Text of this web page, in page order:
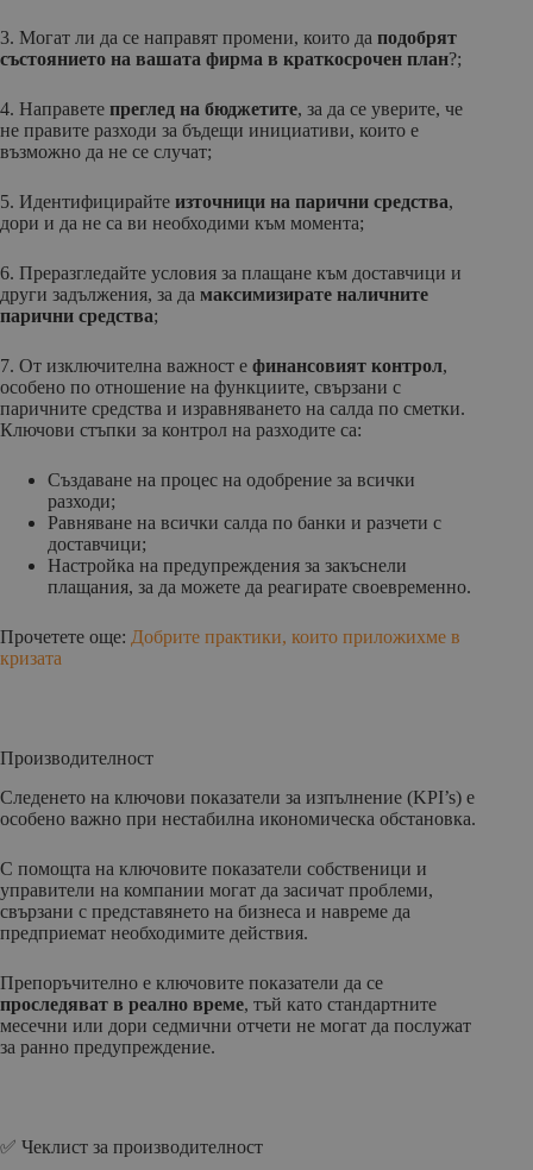
3. Могат ли да се направят промени, които да подобрят
състоянието на вашата фирма в краткосрочен план?;
4. Направете преглед на бюджетите, за да се уверите, че
не правите разходи за бъдещи инициативи, които е
възможно да не се случат;
5. Идентифицирайте източници на парични средства,
дори и да не са ви необходими към момента;
6. Преразгледайте условия за плащане към доставчици и
други задължения, за да максимизирате наличните
парични средства;
7. От изключителна важност е финансовият контрол,
особено по отношение на функциите, свързани с
паричните средства и изравняването на салда по сметки.
Ключови стъпки за контрол на разходите са:
Създаване на процес на одобрение за всички
разходи;
Равняване на всички салда по банки и разчети с
доставчици;
Настройка на предупреждения за закъснели
плащания, за да можете да реагирате своевременно.
Прочетете още: Добрите практики, които приложихме в
кризата
Производителност
Следенето на ключови показатели за изпълнение (KPI’s) е
особено важно при нестабилна икономическа обстановка.
С помощта на ключовите показатели собственици и
управители на компании могат да засичат проблеми,
свързани с представянето на бизнеса и навреме да
предприемат необходимите действия.
Препоръчително е ключовите показатели да се
проследяват в реално време, тъй като стандартните
месечни или дори седмични отчети не могат да послужат
за ранно предупреждение.
✅ Чеклист за производителност